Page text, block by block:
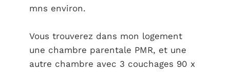
mns environ.
Vous trouverez dans mon logement
une chambre parentale PMR, et une
autre chambre avec 3 couchages 90 x